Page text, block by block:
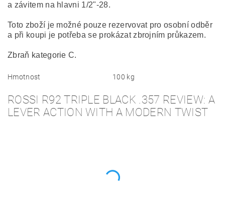
a závitem na hlavni 1/2"-28.
Toto zboží je možné pouze rezervovat pro osobní odběr
a při koupi je potřeba se prokázat zbrojním průkazem.
Zbraň kategorie C.
Hmotnost 100 kg
ROSSI R92 TRIPLE BLACK .357 REVIEW: A
LEVER ACTION WITH A MODERN TWIST